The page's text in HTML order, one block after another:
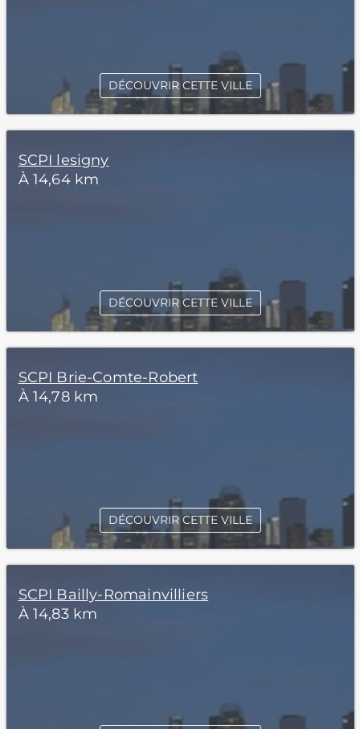
DÉCOUVRIR CETTE VILLE
SCPI lesigny
À 14,64 km
DÉCOUVRIR CETTE VILLE
SCPI Brie-Comte-Robert
À 14,78 km
DÉCOUVRIR CETTE VILLE
SCPI Bailly-Romainvilliers
À 14,83 km